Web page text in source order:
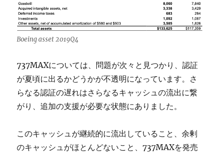
Boeing asset 2019Q4
737MAXについては、問題が次々と見つかり、認証
が夏頃に出るかどうかが不透明になっています。さ
らなる認証の遅れはさらなるキャッシュの流出に繋
がり、追加の支援が必要な状態にありました。
このキャッシュが継続的に流出していること、余剰
のキャッシュがほとんどないこと、737MAXを発売